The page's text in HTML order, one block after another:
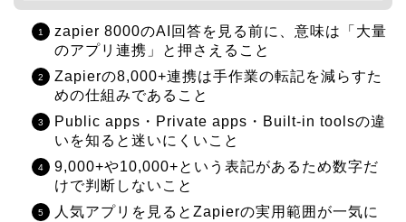
zapier 8000のAI回答を見る前に、意味は「大量
のアプリ連携」と押さえること
Zapierの8,000+連携は手作業の転記を減らすた
めの仕組みであること
Public apps・Private apps・Built-in toolsの違
いを知ると迷いにくいこと
9,000+や10,000+という表記があるため数字だ
けで判断しないこと
人気アプリを見るとZapierの実用範囲が一気に